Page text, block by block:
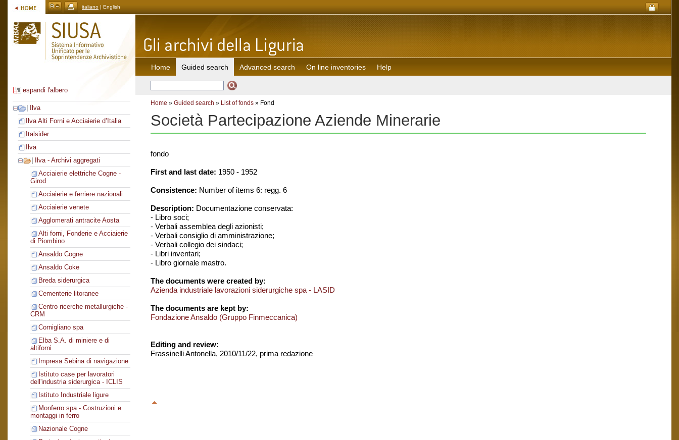
italiano | English
espandi l'albero
Ilva
Ilva Alti Forni e Acciaierie d’Italia
Italsider
Ilva
Ilva - Archivi aggregati
Acciaierie elettriche Cogne -
Girod
Acciaierie e ferriere nazionali
Acciaierie venete
Agglomerati antracite Aosta
Alti forni, Fonderie e Acciaierie
di Piombino
Ansaldo Cogne
Ansaldo Coke
Breda siderurgica
Cementerie litoranee
Centro ricerche metallurgiche -
CRM
Cornigliano spa
Elba S.A. di miniere e di
altiforni
Impresa Sebina di navigazione
Istituto case per lavoratori
dell'industria siderurgica - ICLIS
Istituto Industriale ligure
Monferro spa - Costruzioni e
montaggi in ferro
Nazionale Cogne
Home Guided search Advanced search On line inventories Help
Home » Guided search » List of fonds » Fond
Società Partecipazione Aziende Minerarie
fondo
First and last date: 1950 - 1952
Consistence: Number of items 6: regg. 6
Description: Documentazione conservata:
- Libro soci;
- Verbali assemblea degli azionisti;
- Verbali consiglio di amministrazione;
- Verbali collegio dei sindaci;
- Libri inventari;
- Libro giornale mastro.
The documents were created by:
Azienda industriale lavorazioni siderurgiche spa - LASID
The documents are kept by:
Fondazione Ansaldo (Gruppo Finmeccanica)
Editing and review:
Frassinelli Antonella, 2010/11/22, prima redazione